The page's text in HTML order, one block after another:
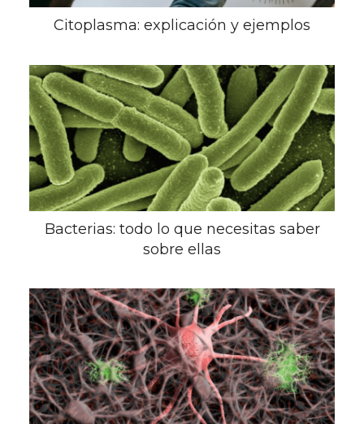
Citoplasma: explicación y ejemplos
Bacterias: todo lo que necesitas saber
sobre ellas